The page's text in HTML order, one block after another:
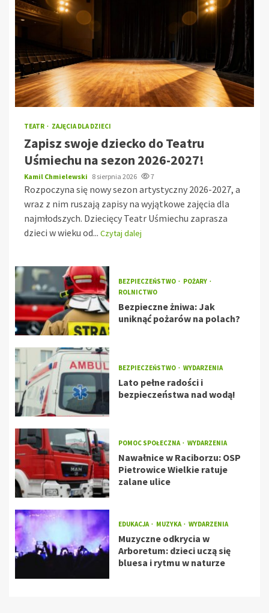
TEATR ZAJĘCIA DLA DZIECI
Zapisz swoje dziecko do Teatru
Uśmiechu na sezon 2026-2027!
Kamil Chmielewski 8 sierpnia 2026 7
Rozpoczyna się nowy sezon artystyczny 2026-2027, a
wraz z nim ruszają zapisy na wyjątkowe zajęcia dla
najmłodszych. Dziecięcy Teatr Uśmiechu zaprasza
dzieci w wieku od... Czytaj dalej
BEZPIECZEŃSTWO
POŻARY
ROLNICTWO
Bezpieczne żniwa: Jak
uniknąć pożarów na polach?
BEZPIECZEŃSTWO WYDARZENIA
Lato pełne radości i
bezpieczeństwa nad wodą!
POMOC SPOŁECZNA WYDARZENIA
Nawałnice w Raciborzu: OSP
Pietrowice Wielkie ratuje
zalane ulice
EDUKACJA MUZYKA WYDARZENIA
Muzyczne odkrycia w
Arboretum: dzieci uczą się
bluesa i rytmu w naturze